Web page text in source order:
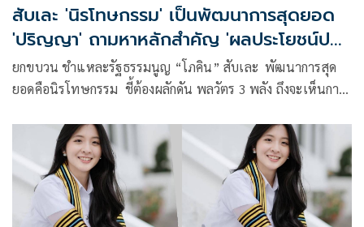
สับเละ 'นิรโทษกรรม' เป็นพัฒนาการสุดยอด
'ปริญญา' ถามหาหลักสำคัญ 'ผลประโยชน์ปวง
ชนอยู่เหนือพรรค'
ยกขบวน ชำแหละรัฐธรรมนูญ “โภคิน” สับเละ พัฒนาการสุด
ยอดคือนิรโทษกรรม ชี้ต้องผลักดัน พลวัตร 3 พลัง ถึงจะเห็นการ
ประโยชน์ปวงชนอยู่เหนือพรรค – รัฐบาล